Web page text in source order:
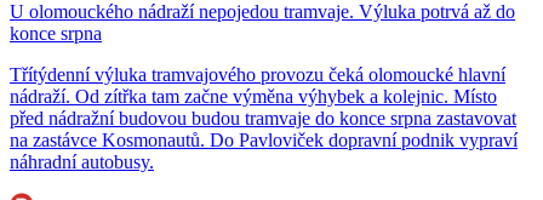
U olomouckého nádraží nepojedou tramvaje. Výluka potrvá až do
konce srpna
Třítýdenní výluka tramvajového provozu čeká olomoucké hlavní
nádraží. Od zítřka tam začne výměna výhybek a kolejnic. Místo
před nádražní budovou budou tramvaje do konce srpna zastavovat
na zastávce Kosmonautů. Do Pavloviček dopravní podnik vypraví
náhradní autobusy.